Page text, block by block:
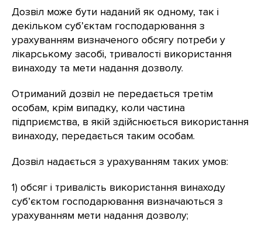
Дозвіл може бути наданий як одному, так і
декільком суб’єктам господарювання з
урахуванням визначеного обсягу потреби у
лікарському засобі, тривалості використання
винаходу та мети надання дозволу.
Отриманий дозвіл не передається третім
особам, крім випадку, коли частина
підприємства, в якій здійснюється використання
винаходу, передається таким особам.
Дозвіл надається з урахуванням таких умов:
1) обсяг і тривалість використання винаходу
суб’єктом господарювання визначаються з
урахуванням мети надання дозволу;